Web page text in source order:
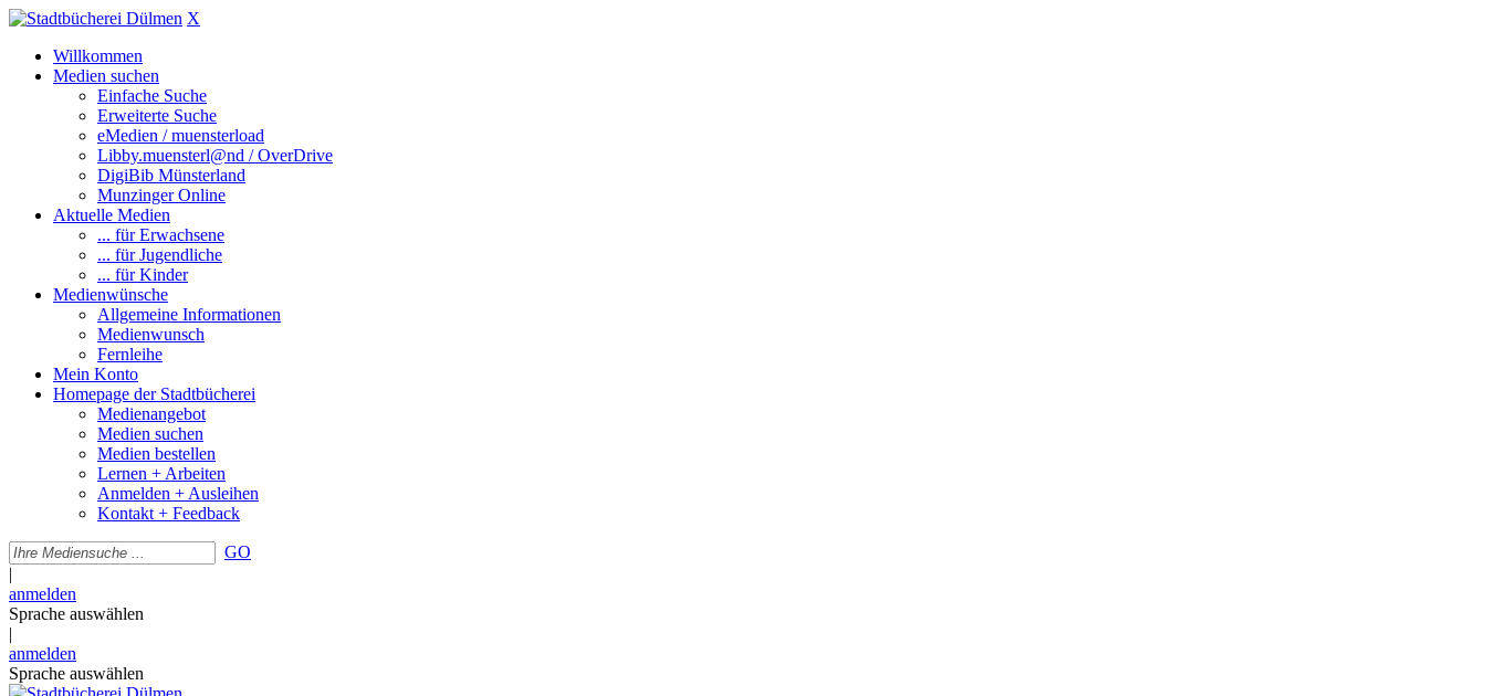
X
Willkommen
Medien suchen
Einfache Suche
Erweiterte Suche
eMedien / muensterload
Libby.muensterl@nd / OverDrive
DigiBib Münsterland
Munzinger Online
Aktuelle Medien
... für Erwachsene
... für Jugendliche
... für Kinder
Medienwünsche
Allgemeine Informationen
Medienwunsch
Fernleihe
Mein Konto
Homepage der Stadtbücherei
Medienangebot
Medien suchen
Medien bestellen
Lernen + Arbeiten
Anmelden + Ausleihen
Kontakt + Feedback
GO
|
anmelden
Sprache auswählen
|
anmelden
Sprache auswählen